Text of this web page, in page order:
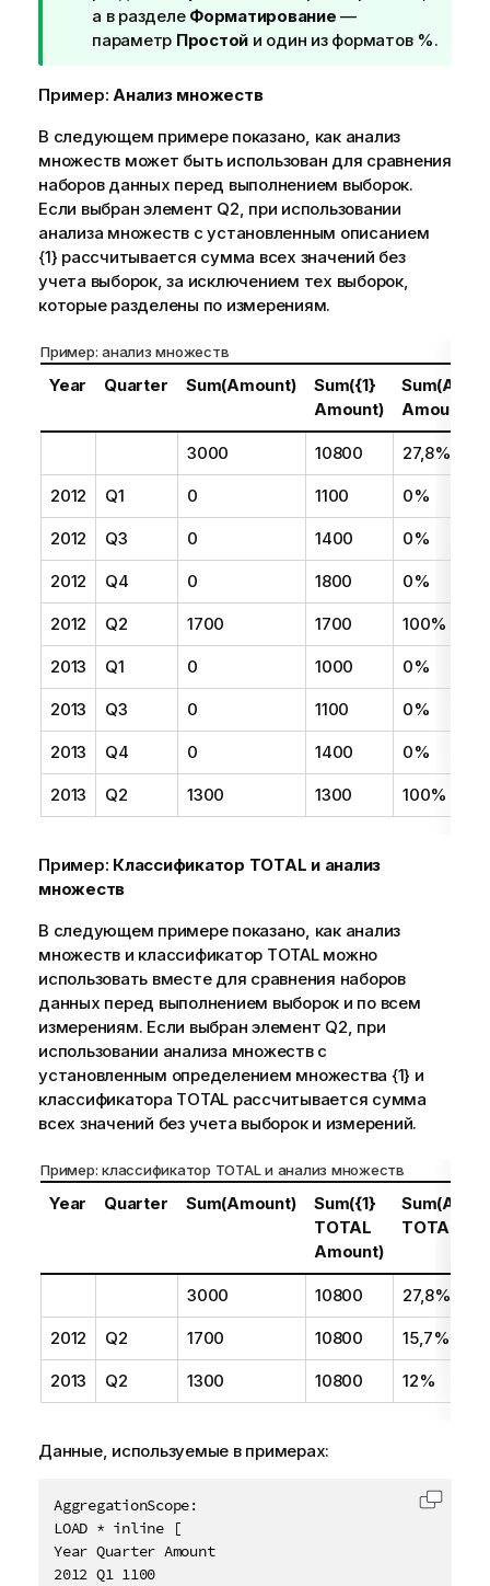
ч
а
и
к
п
о
д
с
к
а
з
е
а в разделе Форматирование —
параметр Простой и один из форматов %.
Пример: Анализ множеств
В следующем примере показано, как анализ
множеств может быть использован для сравнения
наборов данных перед выполнением выборок.
Если выбран элемент Q2, при использовании
анализа множеств с установленным описанием
{1} рассчитывается сумма всех значений без
учета выборок, за исключением тех выборок,
которые разделены по измерениям.
Пример: анализ множеств
Year Quarter Sum(Amount)
Sum({1}
Amount)
Amount)
3000 10800 27,8%
2012 Q1 0 1100 0%
2012 Q3 0 1400 0%
2012 Q4 0 1800 0%
2012 Q2 1700 1700 100%
2013 Q1 0 1000 0%
2013 Q3 0 1100 0%
2013 Q4 0 1400 0%
2013 Q2 1300 1300 100%
Пример: Классификатор TOTAL и анализ
множеств
В следующем примере показано, как анализ
множеств и классификатор TOTALможно
использовать вместе для сравнения наборов
данных перед выполнением выборок и по всем
измерениям. Если выбран элемент Q2, при
использовании анализа множеств с
установленным определением множества {1} и
классификатора TOTAL рассчитывается сумма
всех значений без учета выборок и измерений.
Пример: классификатор TOTAL и анализ множеств
Year Quarter Sum(Amount)
Sum({1}
TOTAL
Amount)
TOTAL
3000 10800 27,8%
2012 Q2 1700 10800 15,7%
2013 Q2 1300 10800 12%
Данные, используемые в примерах:
AggregationScope:
LOAD * inline [
Year Quarter Amount
2012 Q1 1100